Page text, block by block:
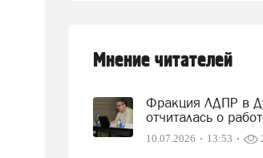
Мнение читателей
Фракция ЛДПР в
отчиталась о
10.07.2026 13:53